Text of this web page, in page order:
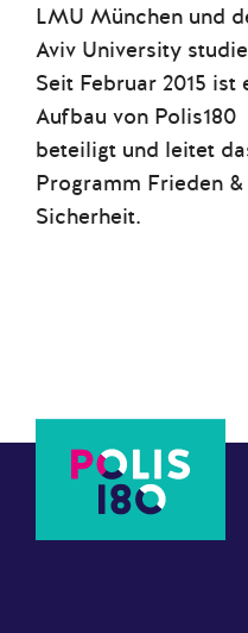
LMU München und
Aviv University
Seit Februar 2015 ist
Aufbau von Polis180
beteiligt und leitet
Programm Frieden &
Sicherheit.